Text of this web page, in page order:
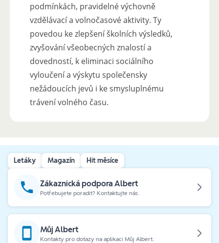
podmínkách, pravidelné výchovně
vzdělávací a volnočasové aktivity. Ty
povedou ke zlepšení školních výsledků,
zvyšování všeobecných znalostí a
dovedností, k eliminaci sociálního
vyloučení a výskytu společensky
nežádoucích jevů i ke smysluplnému
trávení volného času.
Letáky Magazín Hit měsíce
Zákaznická podpora Albert
Potřebujete poradit? Kontaktujte nás.
Můj Albert
Kontakty pro dotazy na aplikaci Můj Albert.